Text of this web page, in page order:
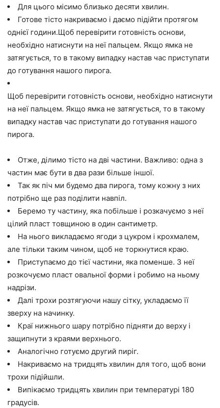
Для цього місимо близько десяти хвилин.
Готове тісто накриваємо і даємо підійти протягом
однієї години.Щоб перевірити готовність основи,
необхідно натиснути на неї пальцем. Якщо ямка не
затягується, то в такому випадку настав час приступати
до готування нашого пирога.
Щоб перевірити готовність основи, необхідно натиснути
на неї пальцем. Якщо ямка не затягується, то в такому
випадку настав час приступати до готування нашого
пирога.
Отже, ділимо тісто на дві частини. Важливо: одна з
частин має бути в два рази більше іншої.
Так як піч ми будемо два пирога, тому кожну з них
потрібно ще раз поділити навпіл.
Беремо ту частину, яка побільше і розкачуємо з неї
цілий пласт товщиною в один сантиметр.
На нього викладаємо ягоди з цукром і крохмалем,
але тільки таким чином, щоб не торкнутися краю.
Приступаємо до тієї частини, яка поменше. З неї
розкочуємо пласт овальної форми і робимо на ньому
надрізи.
Далі трохи розтягуючи нашу сітку, укладаємо її
зверху на начинку.
Краї нижнього шару потрібно підняти до верху і
защипнути з краями верхнього.
Аналогічно готуємо другий пиріг.
Накриваємо на тридцять хвилин для того, щоб вони
трохи підійшли.
Випікаємо тридцять хвилин при температурі 180
градусів.